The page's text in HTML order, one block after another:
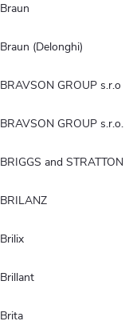
Braun
Braun (Delonghi)
BRAVSON GROUP s.r.o
BRAVSON GROUP s.r.o.
BRIGGS and STRATTON
BRILANZ
Brilix
Brillant
Brita